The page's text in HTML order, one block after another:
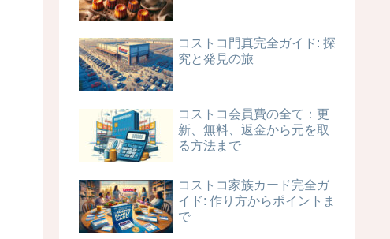
コストコ門真完全ガイド: 探
究と発見の旅
コストコ会員費の全て：更
新、無料、返金から元を取
る方法まで
コストコ家族カード完全ガ
イド: 作り方からポイントま
で